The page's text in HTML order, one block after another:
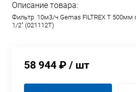
Описание товара:
Фильтр 10м3/ч Gemas FILTREX T 500мм
1/2" (021112T)
58 944 ₽ / шт